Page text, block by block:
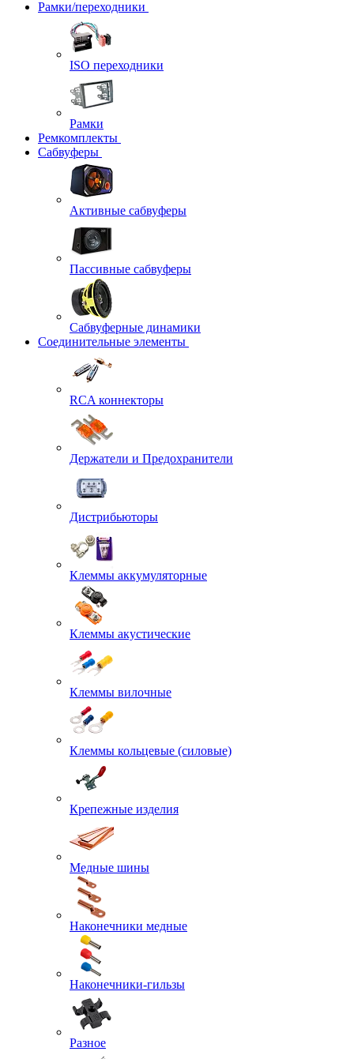
Рамки/переходники
ISO переходники
Рамки
Ремкомплекты
Сабвуферы
Активные сабвуферы
Пассивные сабвуферы
Сабвуферные динамики
Соединительные элементы
RCA коннекторы
Держатели и Предохранители
Дистрибьюторы
Клеммы аккумуляторные
Клеммы акустические
Клеммы вилочные
Клеммы кольцевые (силовые)
Крепежные изделия
Медные шины
Наконечники медные
Наконечники-гильзы
Разное